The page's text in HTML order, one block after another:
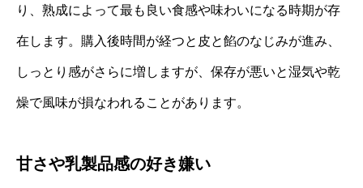
り、熟成によって最も良い食感や味わいになる時期が存
在します。購入後時間が経つと皮と餡のなじみが進み、
しっとり感がさらに増しますが、保存が悪いと湿気や乾
燥で風味が損なわれることがあります。
甘さや乳製品感の好き嫌い